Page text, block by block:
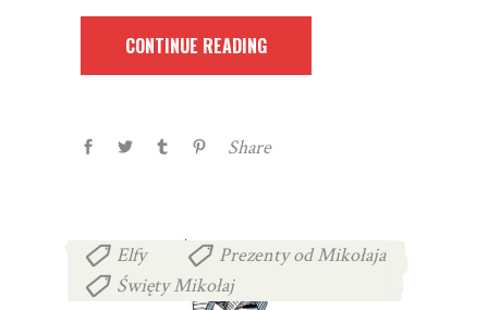
CONTINUE READING
Share
Elfy Prezenty od Mikołaja
Święty Mikołaj